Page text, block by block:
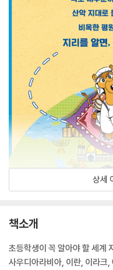
상세
책소개
초등학생이 꼭 알아야 할 세계
사우디아라비아, 이란, 이라크,